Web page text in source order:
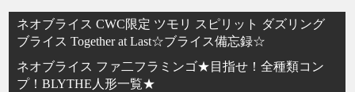
ネオブライス CWC限定 ツモリ スピリット ダズリング
ブライス Together at Last☆ブライス備忘録☆
ネオブライス ファ二フラミンゴ★目指せ！全種類コン
プ！BLYTHE人形一覧★